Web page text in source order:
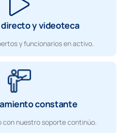
directo y videoteca
y funcionarios en activo.
constante
con nuestro soporte continúo.